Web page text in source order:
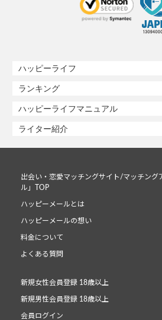
ハッピーライフ
ランキング
ハッピーライフマニュアル
ライター紹介
出会い・恋愛マッチングサイト/マッチング
ル」TOP
ハッピーメールとは
ハッピーメールの想い
料金について
よくある質問
新規女性会員登録 18歳以上
新規男性会員登録 18歳以上
会員ログイン